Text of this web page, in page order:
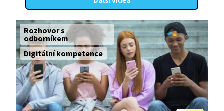
Rozhovor s
odborníkem
Digitální kompetence